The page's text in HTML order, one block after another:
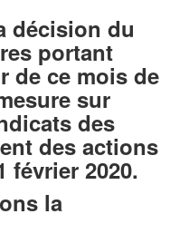
décision du
portant
de ce mois de
sur
des
des actions
février 2020.
la